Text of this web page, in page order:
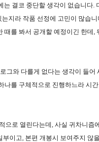
결코 중단할 생각이 없습니다.
지라 작품 선정에 고민이 많습니
를 봐서 공개할 예정이긴 한데,
그와 다를게 없다는 생각이 들어
나를 구체적으로 진행하느라 시
으로 열린다는데, 사실 귀차니즘
이고, 본편 개봉시 보여주지 않